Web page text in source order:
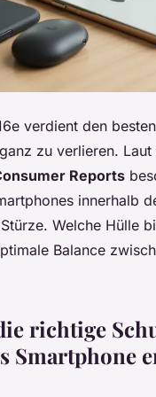
verdient den
zu verlieren.
Reports
innerhalb
Welche Hülle
Balance
richtige
Smartphone